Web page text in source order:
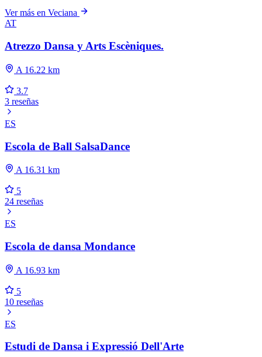
Ver más en Veciana
AT
Atrezzo Dansa y Arts Escèniques.
A 16.22 km
3.7
3 reseñas
ES
Escola de Ball SalsaDance
A 16.31 km
5
24 reseñas
ES
Escola de dansa Mondance
A 16.93 km
5
10 reseñas
ES
Estudi de Dansa i Expressió Dell'Arte